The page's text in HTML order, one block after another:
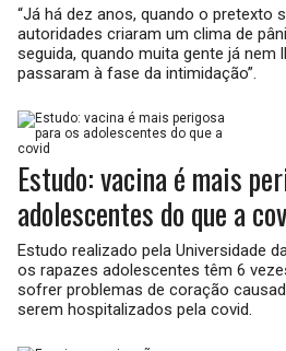
“Já há dez anos, quando o pretexto
autoridades criaram um clima de
seguida, quando muita gente já nem
passaram à fase da intimidação”.
Estudo: vacina é mais
adolescentes do que a
Estudo realizado pela Universidade
os rapazes adolescentes têm 6
sofrer problemas de coração
serem hospitalizados pela covid.